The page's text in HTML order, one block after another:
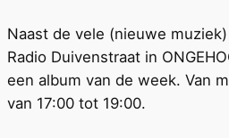
Naast de vele (nieuwe
Radio Duivenstraat in
een album van de week. Van
van 17:00 tot 19:00.